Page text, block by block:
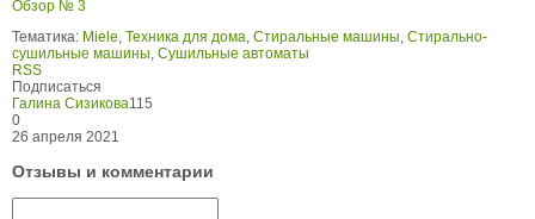
Обзор № 3
Тематика: Miele, Техника для дома, Стиральные машины, Стирально-
сушильные машины, Сушильные автоматы
RSS
Подписаться
Галина Сизикова115
0
26 апреля 2021
Отзывы и комментарии